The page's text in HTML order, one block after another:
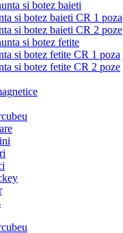
si botez baieti
si botez baieti CR 1 poza
si botez baieti CR 2 poze
si botez fetite
si botez fetite CR 1 poza
si botez fetite CR 2 poze